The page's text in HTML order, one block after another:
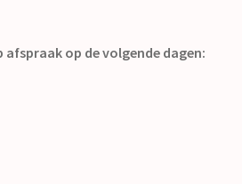
op de volgende dagen: